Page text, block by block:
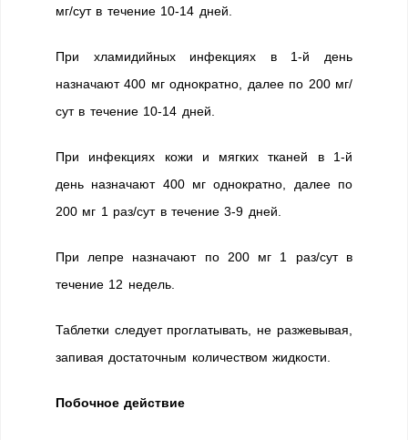
мг/сут в течение 10-14 дней.
При хламидийных инфекциях в 1-й день
назначают 400 мг однократно, далее по 200 мг/
сут в течение 10-14 дней.
При инфекциях кожи и мягких тканей в 1-й
день назначают 400 мг однократно, далее по
200 мг 1 раз/сут в течение 3-9 дней.
При лепре назначают по 200 мг 1 раз/сут в
течение 12 недель.
Таблетки следует проглатывать, не разжевывая,
запивая достаточным количеством жидкости.
Побочное действие